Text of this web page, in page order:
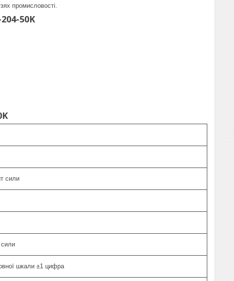
промисловості.
50K
сили
шкали ±1 цифра